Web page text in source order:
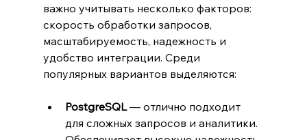
важно учитывать несколько факторов:
скорость обработки запросов,
масштабируемость, надежность и
удобство интеграции. Среди
популярных вариантов выделяются:
PostgreSQL — отлично подходит
для сложных запросов и аналитики.